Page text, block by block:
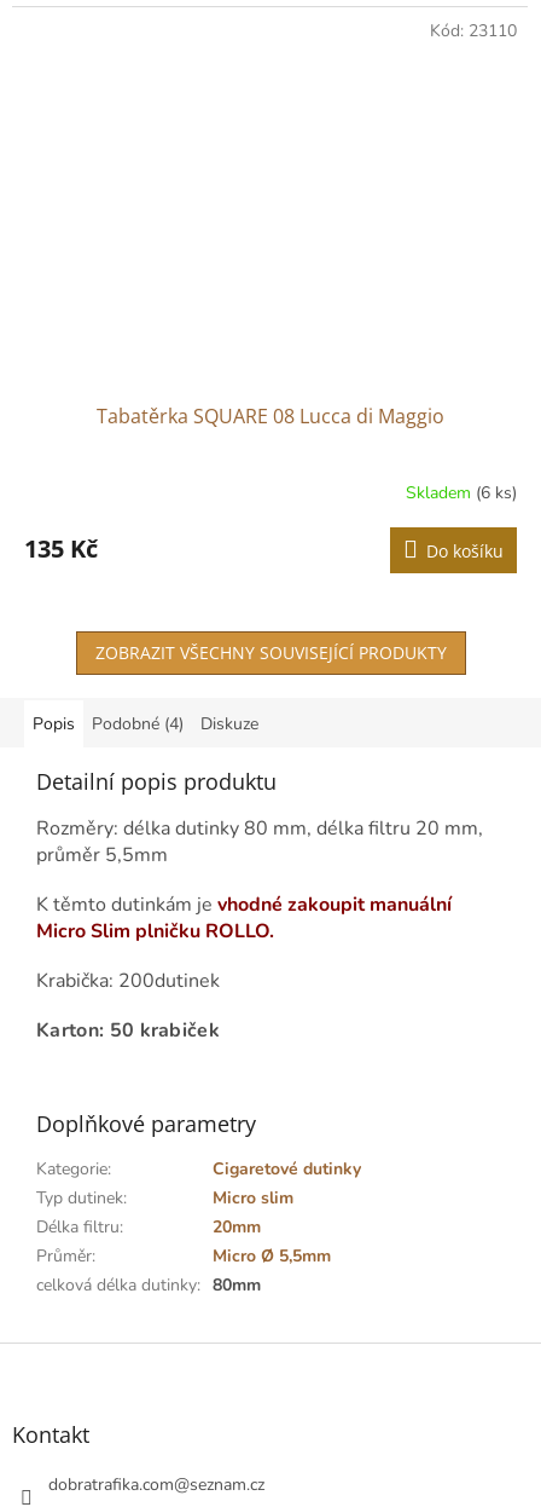
Tabatěrka SQUARE 08 Lucca di Maggio
Skladem (6 ks)
135 Kč Do košíku
Kód: 23110
ZOBRAZIT VŠECHNY SOUVISEJÍCÍ PRODUKTY
Popis Podobné (4) Diskuze
Detailní popis produktu
Rozměry: délka dutinky 80 mm, délka filtru 20 mm,
průměr 5,5mm
K těmto dutinkám je vhodné zakoupit manuální
Micro Slim plničku ROLLO.
Krabička: 200dutinek
Karton: 50 krabiček
Doplňkové parametry
Kategorie:
Cigaretové dutinky
Typ dutinek:
Micro slim
Délka filtru:
20mm
Průměr:
Micro Ø 5,5mm
celková délka dutinky: 80mm
Z
Kontakt
dobratrafika.com@seznam.cz